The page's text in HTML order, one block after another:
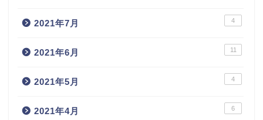
2021年7月 4
2021年6月 11
2021年5月 4
2021年4月 6